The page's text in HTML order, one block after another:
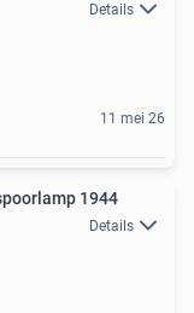
Details
11 mei 26
1944
Details